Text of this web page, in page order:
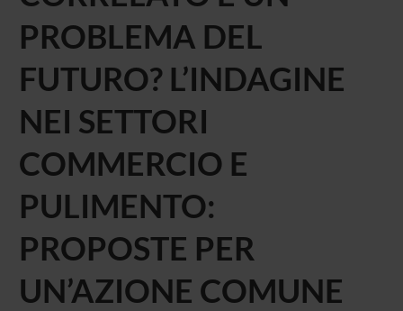
PROBLEMA DEL
FUTURO? L’INDAGINE
NEI SETTORI
COMMERCIO E
PULIMENTO:
PROPOSTE PER
UN’AZIONE COMUNE